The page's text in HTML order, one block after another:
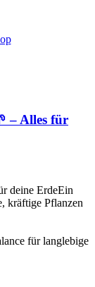
– Alles für
deine ErdeEin
kräftige Pflanzen